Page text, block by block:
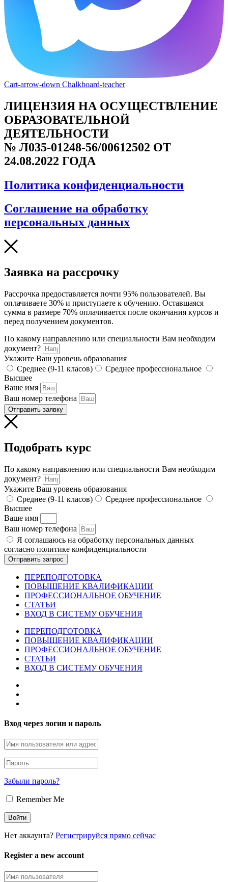
Cart-arrow-down Chalkboard-teacher
ЛИЦЕНЗИЯ НА ОСУЩЕСТВЛЕНИЕ
ОБРАЗОВАТЕЛЬНОЙ
ДЕЯТЕЛЬНОСТИ
№ Л035-01248-56/00612502 ОТ
24.08.2022 ГОДА
Политика конфиденциальности
Соглашение на обработку
персональных данных
Заявка на рассрочку
Рассрочка предоставляется почти 95% пользователей. Вы
оплачиваете 30% и приступаете к обучению. Оставшаяся
сумма в размере 70% оплачивается после окончания курсов и
перед получением документов.
По какому направлению или специальности Вам необходим
документ?
Укажите Ваш уровень образования
Среднее (9-11 класов)
Среднее профессиональное
Высшее
Ваше имя
Ваш номер телефона
Отправить заявку
Подобрать курс
По какому направлению или специальности Вам необходим
документ?
Укажите Ваш уровень образования
Среднее (9-11 класов)
Среднее профессиональное
Высшее
Ваше имя
Ваш номер телефона
Я соглашаюсь на обработку персональных данных
согласно политике конфиденциальности
Отправить запрос
ПЕРЕПОДГОТОВКА
ПОВЫШЕНИЕ КВАЛИФИКАЦИИ
ПРОФЕССИОНАЛЬНОЕ ОБУЧЕНИЕ
СТАТЬИ
ВХОД В СИСТЕМУ ОБУЧЕНИЯ
ПЕРЕПОДГОТОВКА
ПОВЫШЕНИЕ КВАЛИФИКАЦИИ
ПРОФЕССИОНАЛЬНОЕ ОБУЧЕНИЕ
СТАТЬИ
ВХОД В СИСТЕМУ ОБУЧЕНИЯ
Вход через логин и пароль
Забыли пароль?
Remember Me
Нет аккаунта? Регистрируйся прямо сейчас
Register a new account